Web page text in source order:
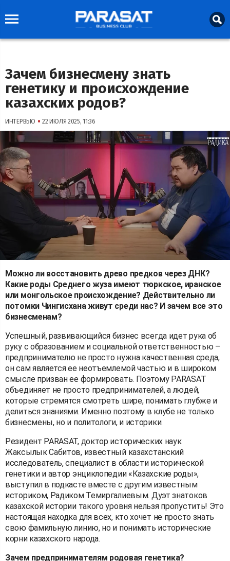
Зачем бизнесмену знать
генетику и происхождение
казахских родов?
ИНТЕРВЬЮ • 22 ИЮЛЯ 2025, 11:36
Можно ли восстановить древо предков через ДНК?
Какие роды Среднего жуза имеют тюркское, иранское
или монгольское происхождение? Действительно ли
потомки Чингисхана живут среди нас? И зачем все это
бизнесменам?
Успешный, развивающийся бизнес всегда идет рука об
руку с образованием и социальной ответственностью –
предпринимателю не просто нужна качественная среда,
он сам является ее неотъемлемой частью и в широком
смысле призван ее формировать. Поэтому PARASAT
объединяет не просто предпринимателей, а людей,
которые стремятся смотреть шире, понимать глубже и
делиться знаниями. Именно поэтому в клубе не только
бизнесмены, но и политологи, и историки.
Резидент PARASAT, доктор исторических наук
Жаксылык Сабитов, известный казахстанский
исследователь, специалист в области исторической
генетики и автор энциклопедии «Казахские роды»,
выступил в подкасте вместе с другим известным
историком, Радиком Темиргалиевым. Дуэт знатоков
казахской истории такого уровня нельзя пропустить! Это
настоящая находка для всех, кто хочет не просто знать
свою фамильную линию, но и понимать исторические
корни казахского народа.
Зачем предпринимателям родовая генетика?